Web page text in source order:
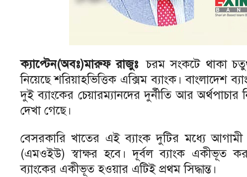
ক্যাপ্টেন(অবঃ)মারুফ রাজুঃ চরম সংকটে থাকা
নিয়েছে শরিয়াহভিত্তিক এক্সিম ব্যাংক। বাংলাদেশ
দুই ব্যাংকের চেয়ারম্যানদের দুর্নীতি আর
দেখা গেছে।
বেসরকারি খাতের এই ব্যাংক দুটির মধ্যে
(এমওইউ) স্বাক্ষর হবে। দূর্বল ব্যাংক একীভূত
ব্যাংকের একীভূত হওয়ার এটিই প্রথম সিদ্ধান্ত।